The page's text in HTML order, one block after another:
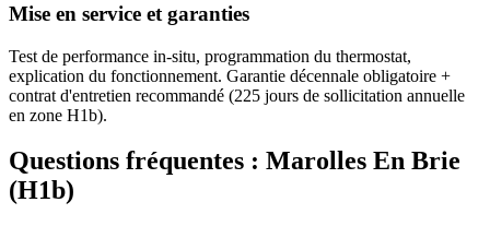
Mise en service et garanties
Test de performance in-situ, programmation du thermostat,
explication du fonctionnement. Garantie décennale obligatoire +
contrat d'entretien recommandé (225 jours de sollicitation annuelle
en zone H1b).
Questions fréquentes : Marolles En Brie
(H1b)